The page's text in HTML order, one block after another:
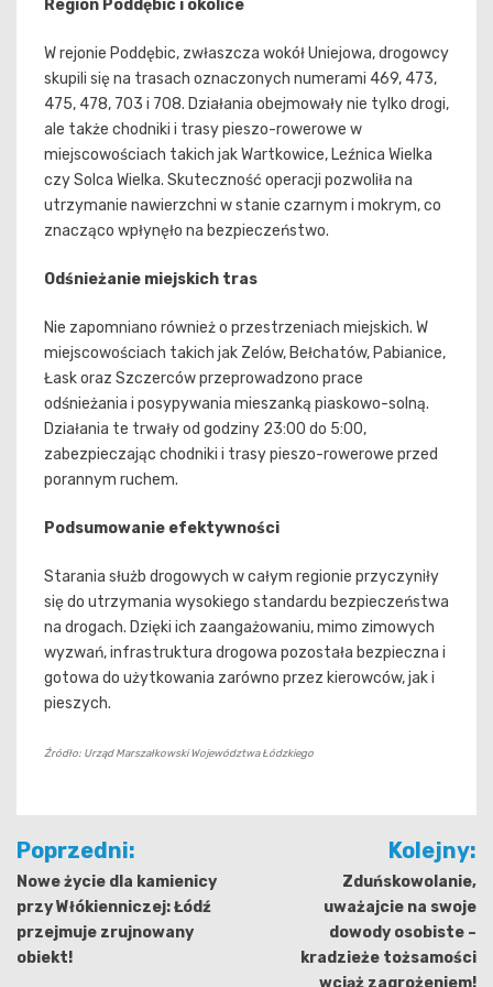
Region Poddębic i okolice
W rejonie Poddębic, zwłaszcza wokół Uniejowa, drogowcy
skupili się na trasach oznaczonych numerami 469, 473,
475, 478, 703 i 708. Działania obejmowały nie tylko drogi,
ale także chodniki i trasy pieszo-rowerowe w
miejscowościach takich jak Wartkowice, Leźnica Wielka
czy Solca Wielka. Skuteczność operacji pozwoliła na
utrzymanie nawierzchni w stanie czarnym i mokrym, co
znacząco wpłynęło na bezpieczeństwo.
Odśnieżanie miejskich tras
Nie zapomniano również o przestrzeniach miejskich. W
miejscowościach takich jak Zelów, Bełchatów, Pabianice,
Łask oraz Szczerców przeprowadzono prace
odśnieżania i posypywania mieszanką piaskowo-solną.
Działania te trwały od godziny 23:00 do 5:00,
zabezpieczając chodniki i trasy pieszo-rowerowe przed
porannym ruchem.
Podsumowanie efektywności
Starania służb drogowych w całym regionie przyczyniły
się do utrzymania wysokiego standardu bezpieczeństwa
na drogach. Dzięki ich zaangażowaniu, mimo zimowych
wyzwań, infrastruktura drogowa pozostała bezpieczna i
gotowa do użytkowania zarówno przez kierowców, jak i
pieszych.
Źródło: Urząd Marszałkowski Województwa Łódzkiego
Nawigacja
wpisu
Poprzedni:
Nowe życie dla kamienicy
przy Włókienniczej: Łódź
przejmuje zrujnowany
obiekt!
Kolejny:
Zduńskowolanie,
uważajcie na swoje
dowody osobiste –
kradzieże tożsamości